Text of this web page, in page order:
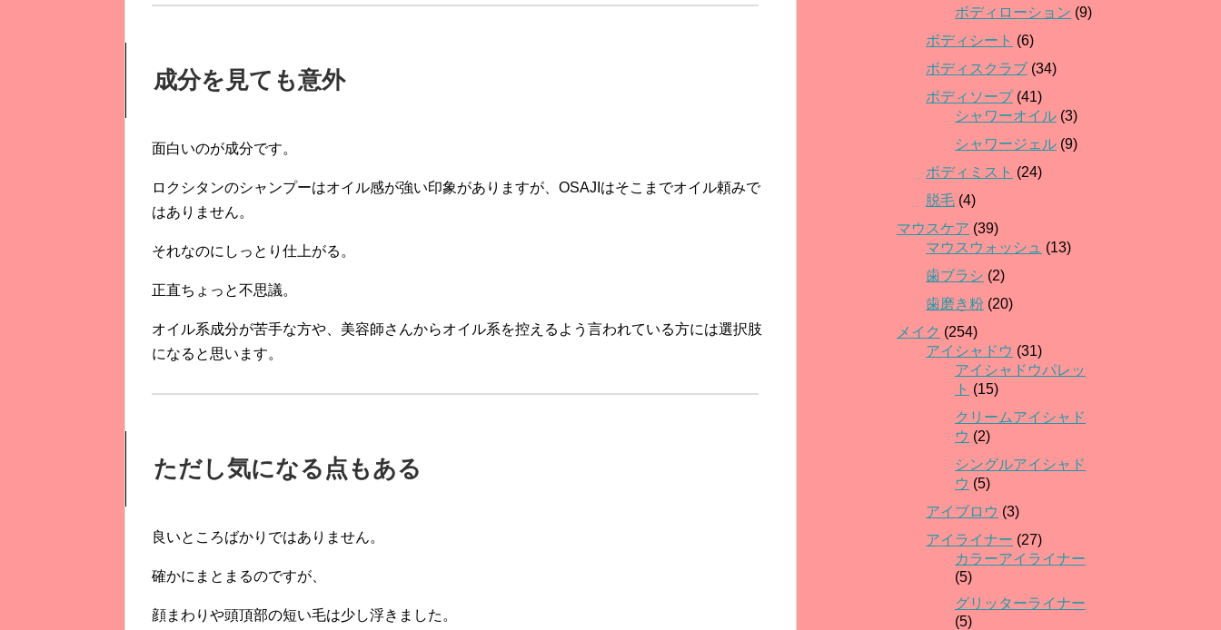
成分を見ても意外
面白いのが成分です。
ロクシタンのシャンプーはオイル感が強い印象がありますが、 OSAJIはそこまでオイル頼みで
はありません。
それなのにしっとり仕上がる。
正直ちょっと不思議。
オイル系成分が苦手な方や、 美容師さんからオイル系を控えるよう言われている方には選択肢
になると思います。
ただし気になる点もある
良いところばかりではありません。
確かにまとまるのですが、
顔まわりや頭頂部の短い毛は少し浮きました。
ボディローション (9)
ボディシート (6)
ボディスクラブ (34)
ボディソープ(41)
シャワーオイル (3)
シャワージェル (9)
ボディミスト (24)
脱毛 (4)
マウスケア (39)
マウスウォッシュ (13)
歯ブラシ (2)
歯磨き粉 (20)
メイク (254)
アイシャドウ (31)
アイシャドウパレッ
ト (15)
クリームアイシャド
ウ (2)
シングルアイシャド
ウ (5)
アイブロウ (3)
アイライナー (27)
カラーアイライナー
(5)
グリッターライナー
(5)